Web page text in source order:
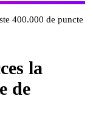
400.000 de puncte
la
de